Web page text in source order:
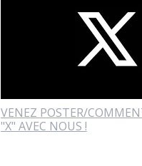
VENEZ POSTER/
"X" AVEC NOUS !